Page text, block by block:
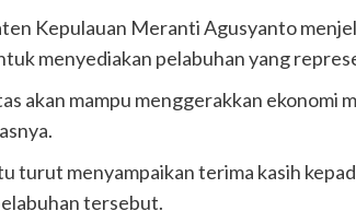
Kepulauan Meranti Agusyanto
menyediakan pelabuhan yang
akan mampu menggerakkan ekonomi
turut menyampaikan terima kasih
tersebut.